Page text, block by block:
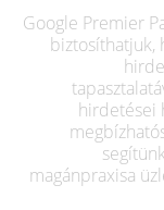
Google Premier
biztosíthatjuk,
hirdetései
magánpraxisa